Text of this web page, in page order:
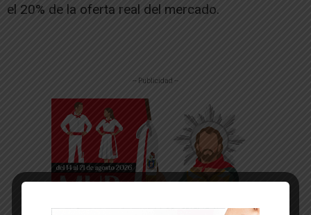
el 20% de la oferta real del mercado.
-- Publicidad --